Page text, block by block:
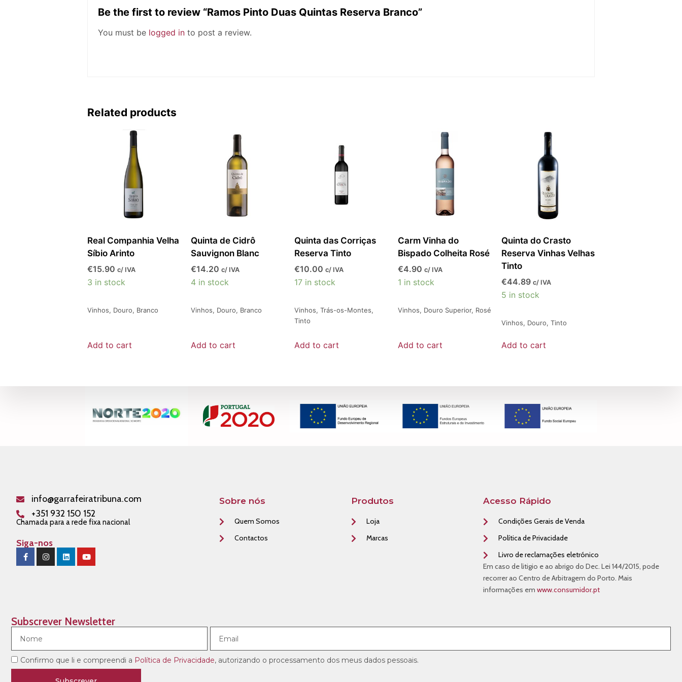
Be the first to review “Ramos Pinto Duas Quintas Reserva Branco”
You must be logged in to post a review.
Related products
Real Companhia Velha
Síbio Arinto
€15.90 c/ IVA
3 in stock
Vinhos, Douro, Branco
Add to cart
Quinta de Cidrô
Sauvignon Blanc
€14.20 c/ IVA
4 in stock
Vinhos, Douro, Branco
Add to cart
Quinta das Corriças
Reserva Tinto
€10.00 c/ IVA
17 in stock
Vinhos, Trás-os-Montes,
Tinto
Add to cart
Carm Vinha do
Bispado Colheita Rosé
€4.90 c/ IVA
1 in stock
Vinhos, Douro Superior, Rosé
Add to cart
Quinta do Crasto
Reserva Vinhas Velhas
Tinto
€44.89 c/ IVA
5 in stock
Vinhos, Douro, Tinto
Add to cart
info@garrafeiratribuna.com
+351 932 150 152
Chamada para a rede fixa nacional
Siga-nos
Sobre nós
Quem Somos
Contactos
Produtos
Loja
Marcas
Acesso Rápido
Condições Gerais de Venda
Política de Privacidade
Livro de reclamações eletrónico
Em caso de litigio e ao abrigo do Dec. Lei 144/2015, pode
recorrer ao Centro de Arbitragem do Porto. Mais
informações em www.consumidor.pt
Subscrever Newsletter
Confirmo que li e compreendi a Política de Privacidade, autorizando o processamento dos meus dados pessoais.